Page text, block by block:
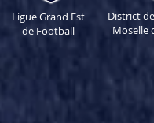
Ligue Grand Est
de Football
District
Moselle